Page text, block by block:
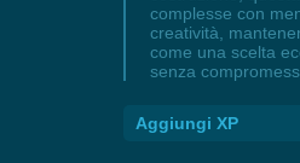
complesse con
creatività,
come una scelta
senza
Aggiungi XP